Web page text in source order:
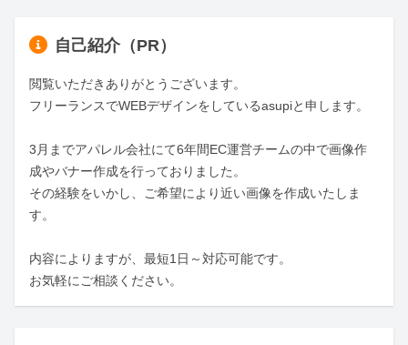
自己紹介（PR）
閲覧いただきありがとうございます。
フリーランスでWEBデザインをしているasupiと申します。
3月までアパレル会社にて6年間EC運営チームの中で画像作
成やバナー作成を行っておりました。
その経験をいかし、ご希望により近い画像を作成いたしま
す。
内容によりますが、最短1日～対応可能です。
お気軽にご相談ください。